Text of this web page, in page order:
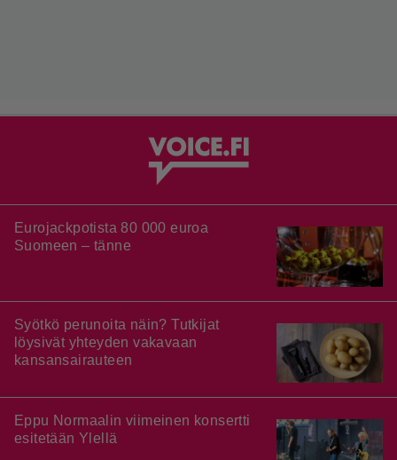
Eurojackpotista 80 000 euroa
Suomeen – tänne
Syötkö perunoita näin? Tutkijat
löysivät yhteyden vakavaan
kansansairauteen
Eppu Normaalin viimeinen konsertti
esitetään Ylellä